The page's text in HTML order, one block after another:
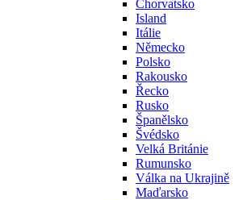
Chorvatsko
Island
Itálie
Německo
Polsko
Rakousko
Řecko
Rusko
Španělsko
Švédsko
Velká Británie
Rumunsko
Válka na Ukrajině
Maďarsko